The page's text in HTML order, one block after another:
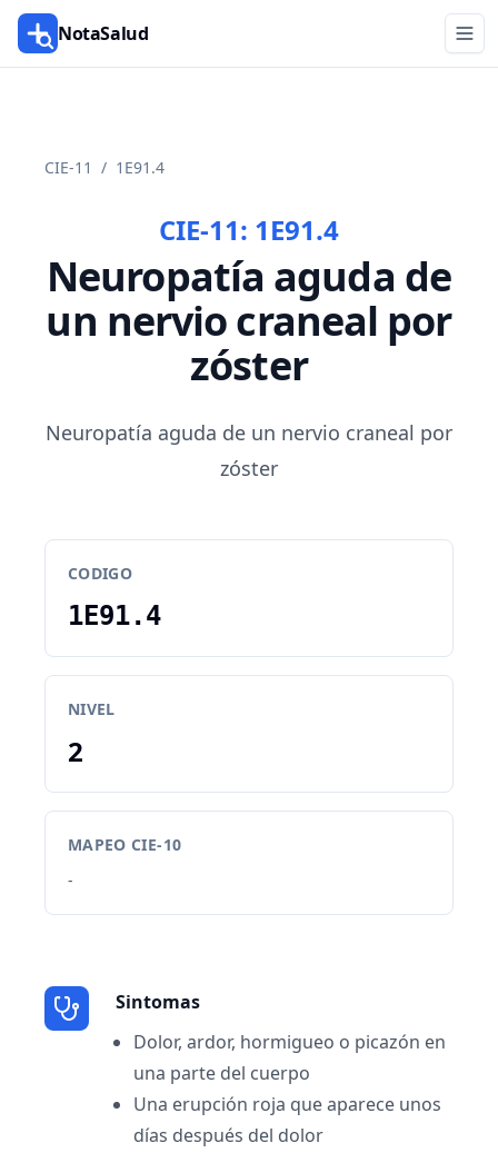
NotaSalud
CIE-11 / 1E91.4
CIE-11: 1E91.4
Neuropatía aguda de
un nervio craneal por
zóster
Neuropatía aguda de un nervio craneal por
zóster
CODIGO
1E91.4
NIVEL
2
MAPEO CIE-10
-
Sintomas
Dolor, ardor, hormigueo o picazón en
una parte del cuerpo
Una erupción roja que aparece unos
días después del dolor